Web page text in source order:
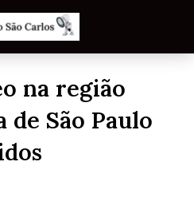
na região
São Paulo